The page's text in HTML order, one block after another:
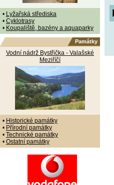
• Lyžařská střediska
• Cyklotrasy
• Koupaliště, bazény a aquaparky
Památky
Vodní nádrž Bystřička - Valašské
Meziříčí
• Historické památky
• Přírodní památky
• Technické památky
• Ostatní památky